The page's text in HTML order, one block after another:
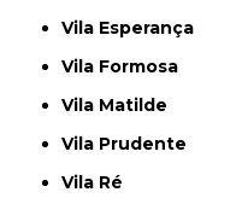
Vila Esperança
Vila Formosa
Vila Matilde
Vila Prudente
Vila Ré